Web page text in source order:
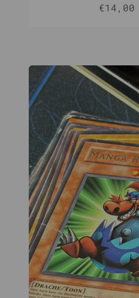
Angebot
€14,00